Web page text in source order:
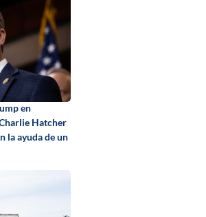
en
Hatcher
la ayuda de un